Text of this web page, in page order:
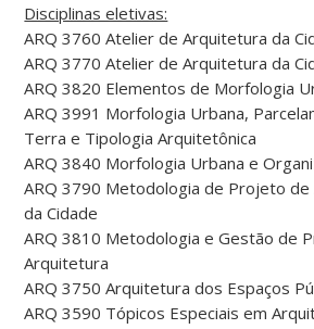
Disciplinas eletivas:
ARQ 3760 Atelier de Arquitetura da
ARQ 3770 Atelier de Arquitetura da
ARQ 3820 Elementos de Morfologia
ARQ 3991 Morfologia Urbana,
Terra e Tipologia Arquitetônica
ARQ 3840 Morfologia Urbana e
ARQ 3790 Metodologia de Projeto
da Cidade
ARQ 3810 Metodologia e Gestão de
Arquitetura
ARQ 3750 Arquitetura dos Espaços
ARQ 3590 Tópicos Especiais em